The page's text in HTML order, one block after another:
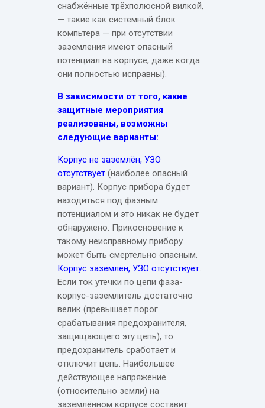
снабжённые трёхполюсной вилкой,
— такие как системный блок
компьтера — при отсутствии
заземления имеют опасный
потенциал на корпусе, даже когда
они полностью исправны).
В зависимости от того, какие
защитные мероприятия
реализованы, возможны
следующие варианты:
Корпус не заземлён, УЗО
отсутствует(наиболее опасный
вариант). Корпус прибора будет
находиться под фазным
потенциалом и это никак не будет
обнаружено. Прикосновение к
такому неисправному прибору
может быть смертельно опасным.
Корпус заземлён, УЗО отсутствует.
Если ток утечки по цепи фаза-
корпус-заземлитель достаточно
велик (превышает порог
срабатывания предохранителя,
защищающего эту цепь), то
предохранитель сработает и
отключит цепь. Наибольшее
действующее напряжение
(относительно земли) на
заземлённом корпусе составит